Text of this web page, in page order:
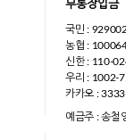
무통장입금
국민 :
농협 :
신한 : 110-
우리 : 1002-
카카오 :
예금주 : 송철